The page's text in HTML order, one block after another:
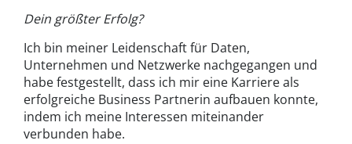
Dein größter Erfolg?
Ich bin meiner Leidenschaft für Daten,
Unternehmen und Netzwerke nachgegangen und
habe festgestellt, dass ich mir eine Karriere als
erfolgreiche Business Partnerin aufbauen konnte,
indem ich meine Interessen miteinander
verbunden habe.